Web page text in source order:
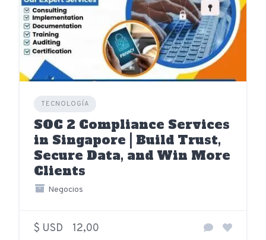
TECNOLOGÍA
SOC 2 Compliance Services
in Singapore | Build Trust,
Secure Data, and Win More
Clients
Negocios
$ USD 12,00